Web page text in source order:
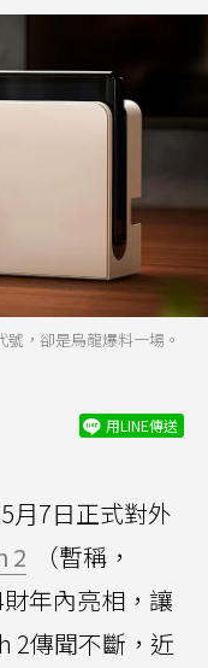
，卻是烏龍爆料一場。
用LINE傳送
月7日正式對外
2
（暫稱，
年內亮相，讓
2傳聞不斷，近